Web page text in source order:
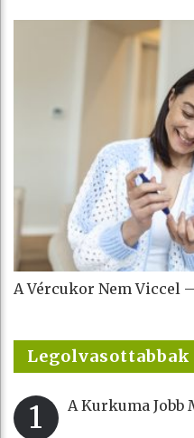
A Vércukor Nem Viccel
Legolvasottabbak
1 A Kurkuma Jobb